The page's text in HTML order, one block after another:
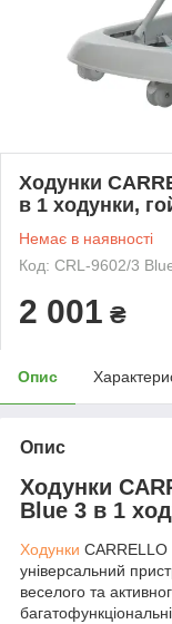
Ходунки
в 1 ходунки,
Немає в наявності
Код: CRL-9602/3
2 001 ₴
Опис
Опис
Ходунки
Blue 3 в 1
Ходунки
універсальний
веселого та